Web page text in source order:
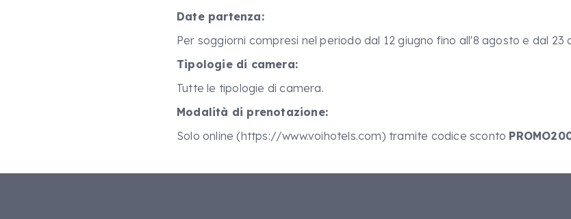
Date partenza:
Per soggiorni compresi nel periodo dal 12 giugno fino all'8 agosto e dal
Tipologie di camera:
Tutte le tipologie di camera.
Modalità di prenotazione:
Solo online (https://www.voihotels.com) tramite codice sconto